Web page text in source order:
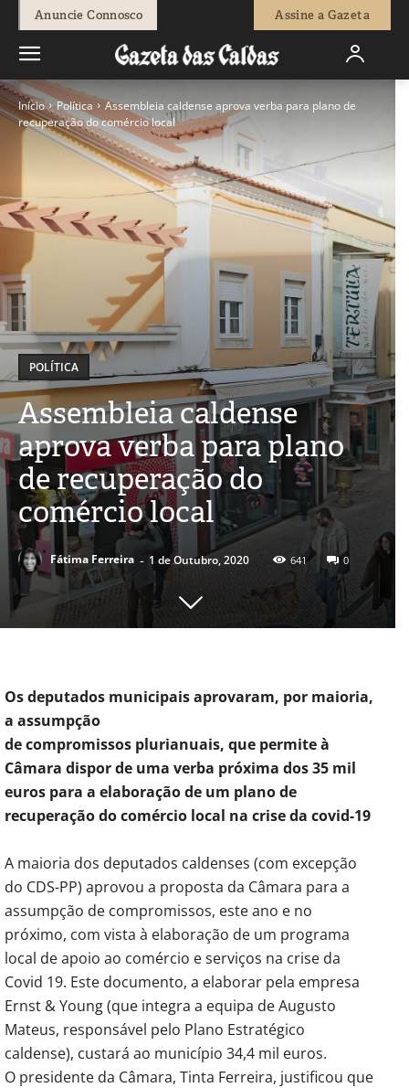
Anuncie Connosco Assine a Gazeta
Início Política
Assembleia caldense aprova verba para plano de
recuperação do comércio local
POLÍTICA
Assembleia caldense
aprova verba para plano
de recuperação do
comércio local
Fátima Ferreira - 1 de Outubro, 2020 641 0
Os deputados municipais aprovaram, por maioria,
a assumpção
de compromissos plurianuais, que permite à
Câmara dispor de uma verba próxima dos 35 mil
euros para a elaboração de um plano de
recuperação do comércio local na crise da covid-19
A maioria dos deputados caldenses (com excepção
do CDS-PP) aprovou a proposta da Câmara para a
assumpção de compromissos, este ano e no
próximo, com vista à elaboração de um programa
local de apoio ao comércio e serviços na crise da
Covid 19. Este documento, a elaborar pela empresa
Ernst & Young (que integra a equipa de Augusto
Mateus, responsável pelo Plano Estratégico
caldense), custará ao município 34,4 mil euros.
O presidente da Câmara, Tinta Ferreira, justificou que